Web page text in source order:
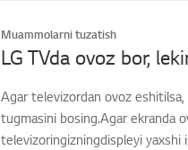
Muammolarni tuzatish
LG TVda ovoz bor,
Agar televizordan ovoz
tugmasini bosing.Agar ekranda
televizoringizningdispleyi yaxshi